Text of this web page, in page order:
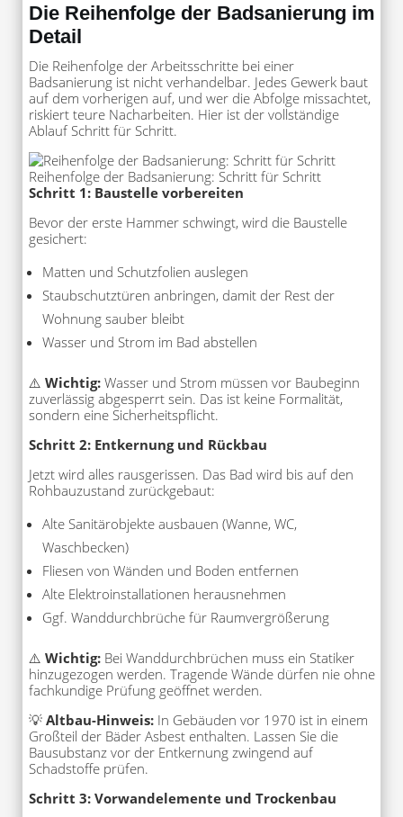
Die Reihenfolge der Badsanierung im
Detail
Die Reihenfolge der Arbeitsschritte bei einer
Badsanierung ist nicht verhandelbar. Jedes Gewerk baut
auf dem vorherigen auf, und wer die Abfolge missachtet,
riskiert teure Nacharbeiten. Hier ist der vollständige
Ablauf Schritt für Schritt.
Reihenfolge der Badsanierung: Schritt für Schritt
Schritt 1: Baustelle vorbereiten
Bevor der erste Hammer schwingt, wird die Baustelle
gesichert:
Matten und Schutzfolien auslegen
Staubschutztüren anbringen, damit der Rest der
Wohnung sauber bleibt
Wasser und Strom im Bad abstellen
⚠️ Wichtig:Wasser und Strom müssen vor Baubeginn
zuverlässig abgesperrt sein. Das ist keine Formalität,
sondern eine Sicherheitspflicht.
Schritt 2: Entkernung und Rückbau
Jetzt wird alles rausgerissen. Das Bad wird bis auf den
Rohbauzustand zurückgebaut:
Alte Sanitärobjekte ausbauen (Wanne, WC,
Waschbecken)
Fliesen von Wänden und Boden entfernen
Alte Elektroinstallationen herausnehmen
Ggf. Wanddurchbrüche für Raumvergrößerung
⚠️ Wichtig:Bei Wanddurchbrüchen muss ein Statiker
hinzugezogen werden. Tragende Wände dürfen nie ohne
fachkundige Prüfung geöffnet werden.
💡 Altbau-Hinweis:In Gebäuden vor 1970 ist in einem
Großteil der Bäder Asbest enthalten. Lassen Sie die
Bausubstanz vor der Entkernung zwingend auf
Schadstoffe prüfen.
Schritt 3: Vorwandelemente und Trockenbau